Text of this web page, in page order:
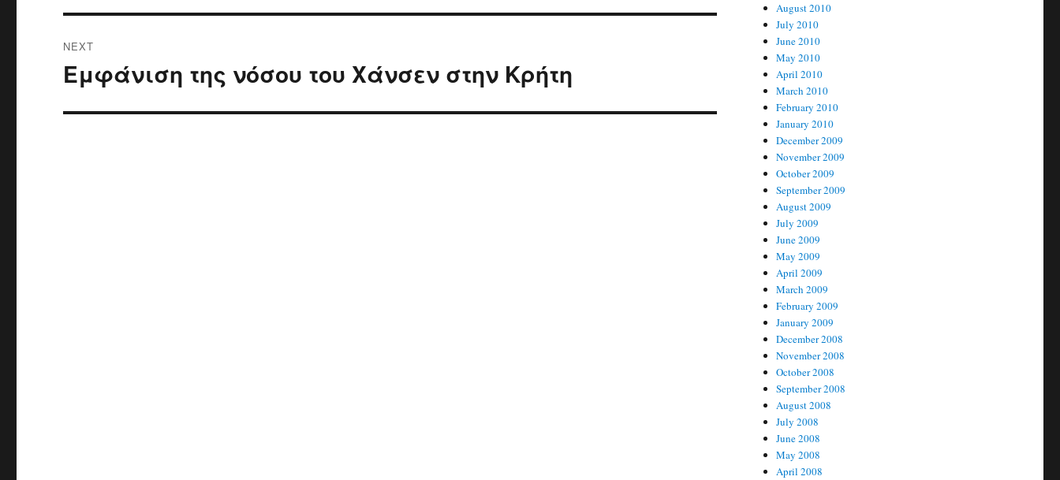
NEXT
Next
post:
Εμφάνιση της νόσου του Χάνσεν στην Κρήτη
August 2010
July 2010
June 2010
May 2010
April 2010
March 2010
February 2010
January 2010
December 2009
November 2009
October 2009
September 2009
August 2009
July 2009
June 2009
May 2009
April 2009
March 2009
February 2009
January 2009
December 2008
November 2008
October 2008
September 2008
August 2008
July 2008
June 2008
May 2008
April 2008